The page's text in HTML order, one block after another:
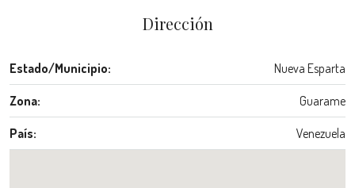
Dirección
Estado/Municipio: Nueva Esparta
Zona: Guarame
País: Venezuela